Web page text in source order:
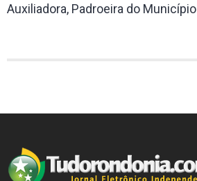
Auxiliadora, Padroeira do Município